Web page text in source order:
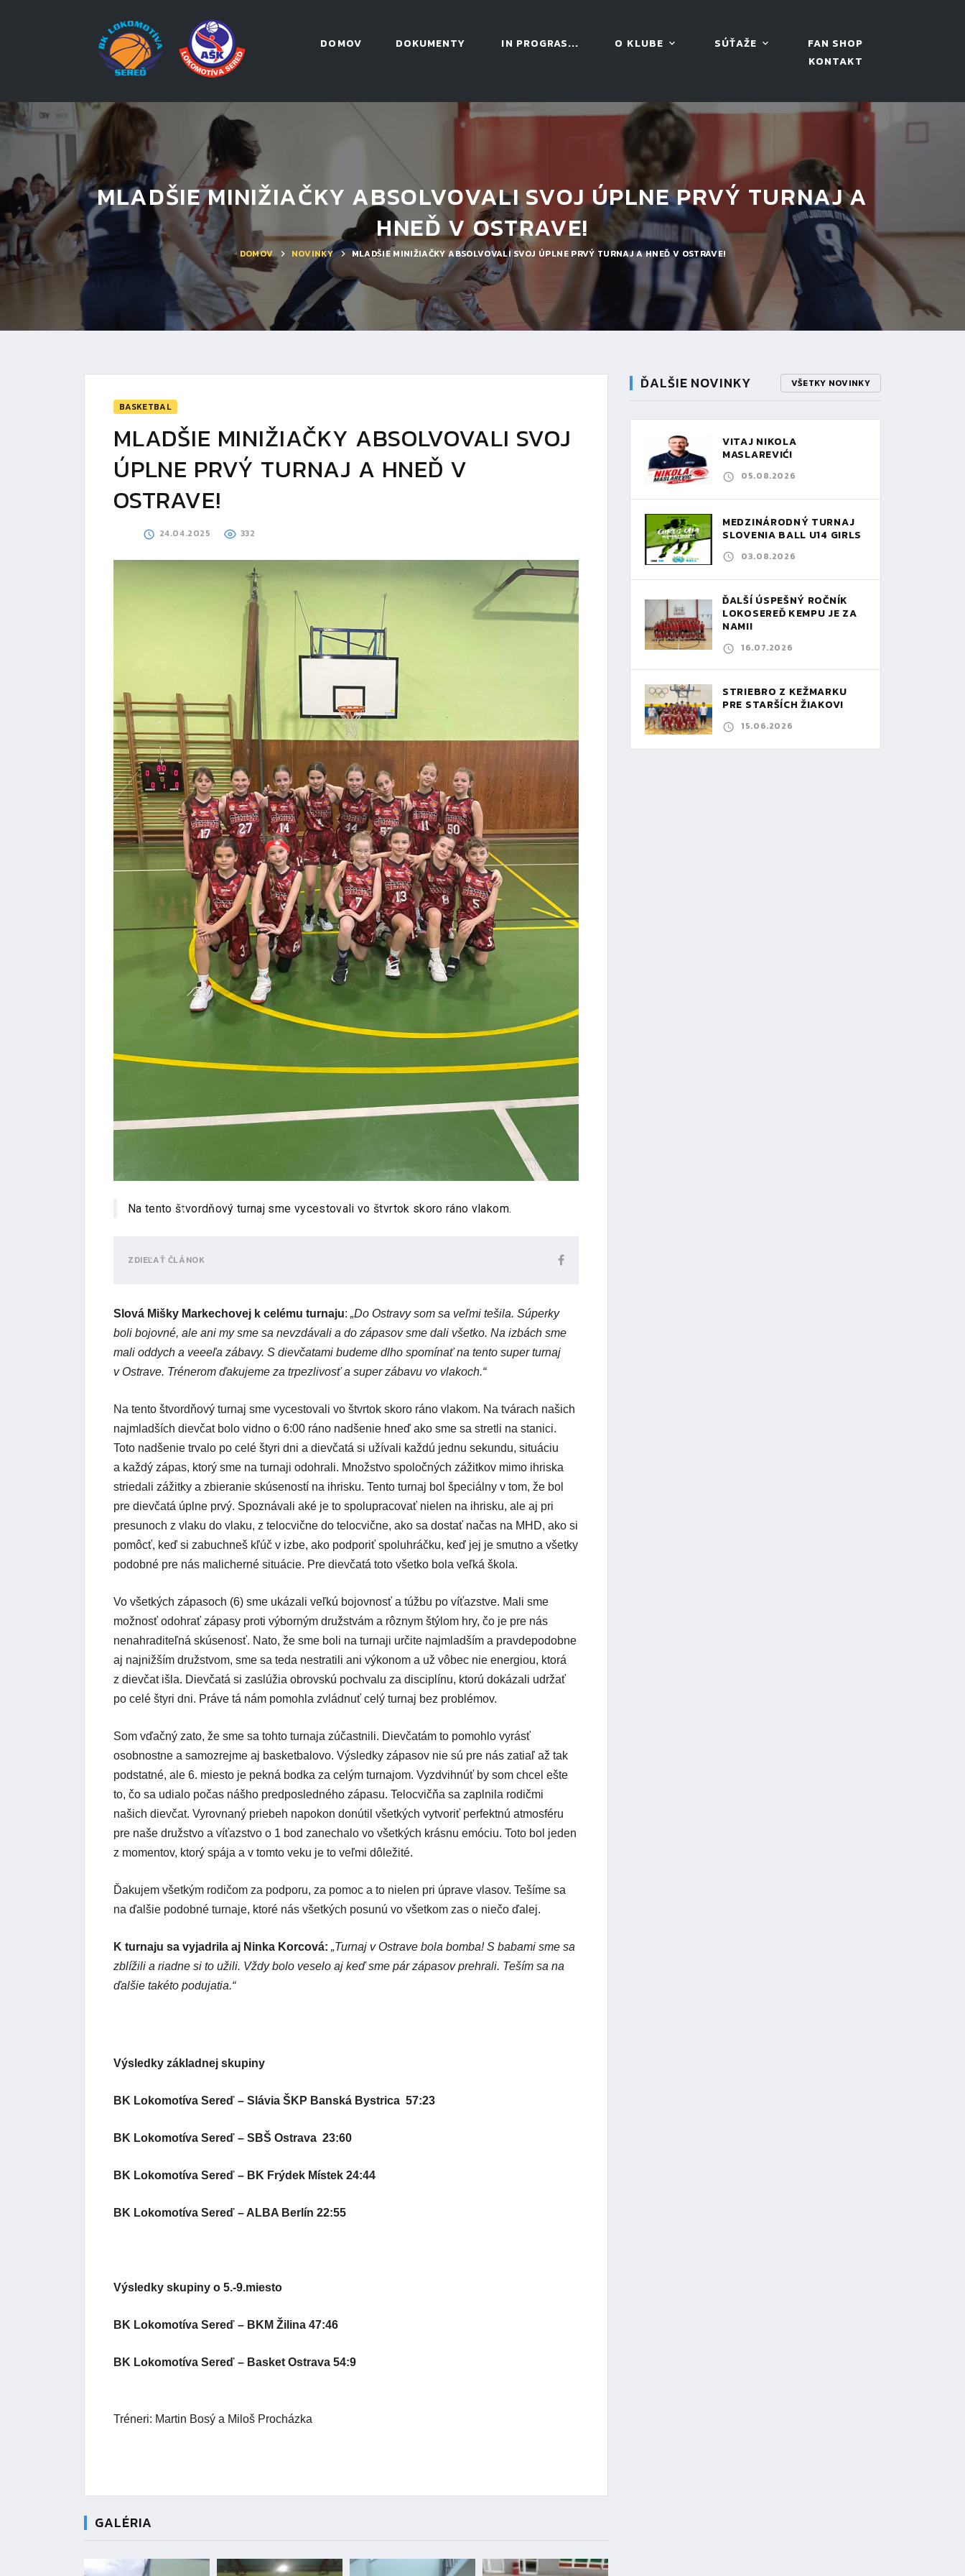
DOMOV DOKUMENTY IN PROGRAS... O KLUBE SÚŤAŽE
FAN SHOP
KONTAKT
MLADŠIE MINIŽIAČKY ABSOLVOVALI SVOJ ÚPLNE PRVÝ TURNAJ A
HNEĎ V OSTRAVE!
DOMOV NOVINKY MLADŠIE MINIŽIAČKY ABSOLVOVALI SVOJ ÚPLNE PRVÝ TURNAJ A HNEĎ V OSTRAVE!
BASKETBAL
MLADŠIE MINIŽIAČKY ABSOLVOVALI SVOJ
ÚPLNE PRVÝ TURNAJ A HNEĎ V
OSTRAVE!
24.04.2025 332
Na tento štvordňový turnaj sme vycestovali vo štvrtok skoro ráno vlakom.
ZDIEĽAŤ ČLÁNOK
Slová Mišky Markechovej k celému turnaju: „Do Ostravy som sa veľmi tešila. Súperky
boli bojovné, ale ani my sme sa nevzdávali a do zápasov sme dali všetko. Na izbách sme
mali oddych a veeeľa zábavy. S dievčatami budeme dlho spomínať na tento super turnaj
v Ostrave. Trénerom ďakujeme za trpezlivosť a super zábavu vo vlakoch.“
Na tento štvordňový turnaj sme vycestovali vo štvrtok skoro ráno vlakom. Na tvárach našich
najmladších dievčat bolo vidno o 6:00 ráno nadšenie hneď ako sme sa stretli na stanici.
Toto nadšenie trvalo po celé štyri dni a dievčatá si užívali každú jednu sekundu, situáciu
a každý zápas, ktorý sme na turnaji odohrali. Množstvo spoločných zážitkov mimo ihriska
striedali zážitky a zbieranie skúseností na ihrisku. Tento turnaj bol špeciálny v tom, že bol
pre dievčatá úplne prvý. Spoznávali aké je to spolupracovať nielen na ihrisku, ale aj pri
presunoch z vlaku do vlaku, z telocvične do telocvične, ako sa dostať načas na MHD, ako si
pomôcť, keď si zabuchneš kľúč v izbe, ako podporiť spoluhráčku, keď jej je smutno a všetky
podobné pre nás malicherné situácie. Pre dievčatá toto všetko bola veľká škola.
Vo všetkých zápasoch (6) sme ukázali veľkú bojovnosť a túžbu po víťazstve. Mali sme
možnosť odohrať zápasy proti výborným družstvám a rôznym štýlom hry, čo je pre nás
nenahraditeľná skúsenosť. Nato, že sme boli na turnaji určite najmladším a pravdepodobne
aj najnižším družstvom, sme sa teda nestratili ani výkonom a už vôbec nie energiou, ktorá
z dievčat išla. Dievčatá si zaslúžia obrovskú pochvalu za disciplínu, ktorú dokázali udržať
po celé štyri dni. Práve tá nám pomohla zvládnuť celý turnaj bez problémov.
Som vďačný zato, že sme sa tohto turnaja zúčastnili. Dievčatám to pomohlo vyrásť
osobnostne a samozrejme aj basketbalovo. Výsledky zápasov nie sú pre nás zatiaľ až tak
podstatné, ale 6. miesto je pekná bodka za celým turnajom. Vyzdvihnúť by som chcel ešte
to, čo sa udialo počas nášho predposledného zápasu. Telocvičňa sa zaplnila rodičmi
našich dievčat. Vyrovnaný priebeh napokon donútil všetkých vytvoriť perfektnú atmosféru
pre naše družstvo a víťazstvo o 1 bod zanechalo vo všetkých krásnu emóciu. Toto bol jeden
z momentov, ktorý spája a v tomto veku je to veľmi dôležité.
Ďakujem všetkým rodičom za podporu, za pomoc a to nielen pri úprave vlasov. Tešíme sa
na ďalšie podobné turnaje, ktoré nás všetkých posunú vo všetkom zas o niečo ďalej.
K turnaju sa vyjadrila aj Ninka Korcová: „Turnaj v Ostrave bola bomba! S babami sme sa
zblížili a riadne si to užili. Vždy bolo veselo aj keď sme pár zápasov prehrali. Teším sa na
ďalšie takéto podujatia.“
Výsledky základnej skupiny
BK Lokomotíva Sereď – Slávia ŠKP Banská Bystrica 57:23
BK Lokomotíva Sereď – SBŠ Ostrava 23:60
BK Lokomotíva Sereď – BK Frýdek Místek 24:44
BK Lokomotíva Sereď – ALBA Berlín 22:55
Výsledky skupiny o 5.-9.miesto
BK Lokomotíva Sereď – BKM Žilina 47:46
BK Lokomotíva Sereď – Basket Ostrava 54:9
Tréneri: Martin Bosý a Miloš Procházka
GALÉRIA
ĎALŠIE NOVINKY VŠETKY NOVINKY
VITAJ NIKOLA
MASLAREVIĆ!
05.08.2026
MEDZINÁRODNÝ TURNAJ
SLOVENIA BALL U14 GIRLS
03.08.2026
ĎALŠÍ ÚSPEŠNÝ ROČNÍK
LOKOSEREĎ KEMPU JE ZA
NAMI!
16.07.2026
STRIEBRO Z KEŽMARKU
PRE STARŠÍCH ŽIAKOV!
15.06.2026